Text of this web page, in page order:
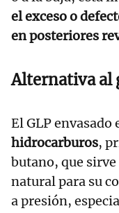
el exceso o
en posteriores
Alternativa al
El GLP envasado
hidrocarburos,
butano, que
natural para su
a presión,